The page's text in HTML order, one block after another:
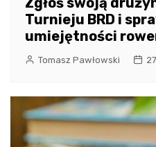
Turnieju BRD i
umiejętności
Tomasz Pawłowski